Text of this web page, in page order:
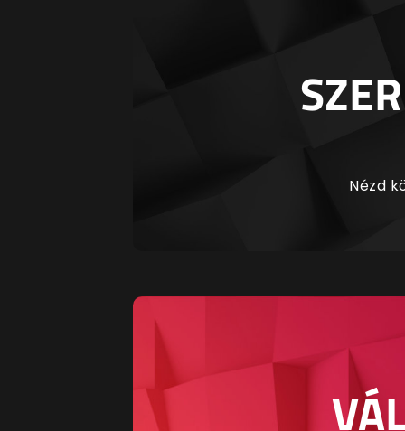
Nézd